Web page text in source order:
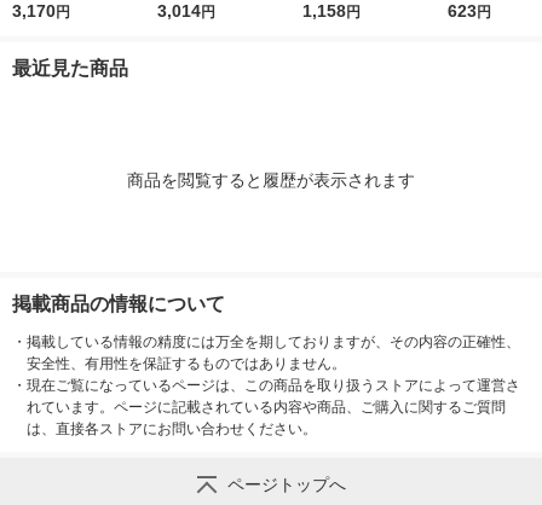
スグリーン 1台
3,170円
ラウンド L-52 230×2.
3,014円 1,158円
541 1個
623円
最近見た商品
商品を閲覧すると履歴が表示されます
掲載商品の情報について
・ 掲載している情報の精度には万全を期しておりますが、その内容の正確性、
安全性、有用性を保証するものではありません。
・ 現在ご覧になっているページは、この商品を取り扱うストアによって運営さ
れています。ページに記載されている内容や商品、ご購入に関するご質問
は、直接各ストアにお問い合わせください。
ページトップへ